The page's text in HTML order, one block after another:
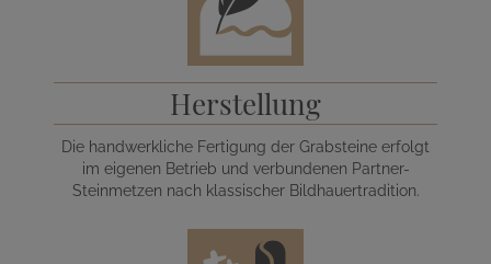
Herstellung
Die handwerkliche Fertigung der Grabsteine erfolgt
im eigenen Betrieb und verbundenen Partner-
Steinmetzen nach klassischer Bildhauertradition.